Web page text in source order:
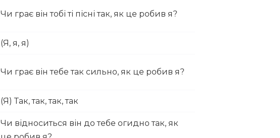
Чи грає він тобі ті пісні так, як це робив я?
(Я, я, я)
Чи грає він тебе так сильно, як це робив я?
(Я) Так, так, так, так
Чи відноситься він до тебе огидно так, як